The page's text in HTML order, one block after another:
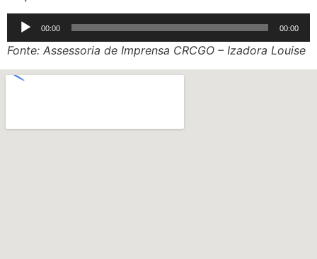
Tocador
de
áudio
00:00 00:00
Fonte: Assessoria de Imprensa CRCGO – Izadora Louise